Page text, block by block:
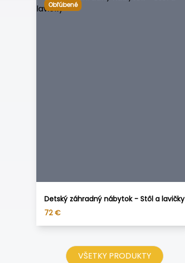
Obľúbené
Detský záhradný nábytok - Stôl a lavičky
72 €
VŠETKY PRODUKTY